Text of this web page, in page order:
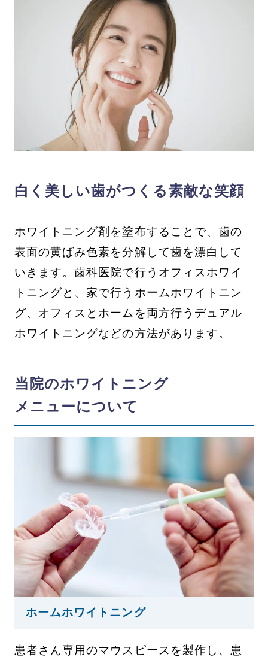
白く美しい歯がつくる素敵な笑顔
ホワイトニング剤を塗布することで、歯の
表面の黄ばみ色素を分解して歯を漂白して
いきます。歯科医院で行うオフィスホワイ
トニングと、家で行うホームホワイトニン
グ、オフィスとホームを両方行うデュアル
ホワイトニングなどの方法があります。
当院のホワイトニング
メニューについて
ホームホワイトニング
患者さん専用のマウスピースを製作し、患